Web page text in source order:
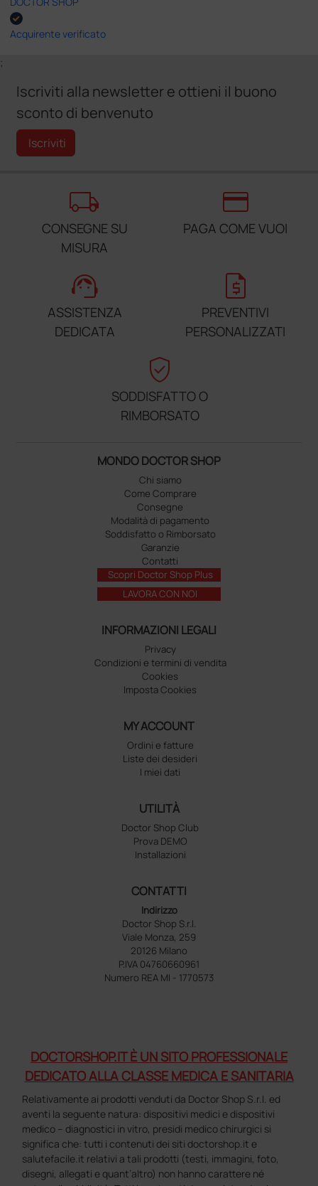
Acquirente verificato
;
Iscriviti alla newsletter e ottieni il buono
sconto di benvenuto
Iscriviti
local_shipping
CONSEGNE SU
MISURA
credit_card
PAGA COME VUOI
support_agent
ASSISTENZA
DEDICATA
request_quote
PREVENTIVI
PERSONALIZZATI
verified_user
SODDISFATTO O
RIMBORSATO
MONDO DOCTOR SHOP
Chi siamo
Come Comprare
Consegne
Modalità di pagamento
Soddisfatto o Rimborsato
Garanzie
Contatti
Scopri Doctor Shop Plus
LAVORA CON NOI
INFORMAZIONI LEGALI
Privacy
Condizioni e termini di vendita
Cookies
Imposta Cookies
MY ACCOUNT
Ordini e fatture
Liste dei desideri
I miei dati
UTILITÀ
Doctor Shop Club
Prova DEMO
Installazioni
CONTATTI
Indirizzo
Doctor Shop S.r.l.
Viale Monza, 259
20126 Milano
P.IVA 04760660961
Numero REA MI - 1770573
DOCTORSHOP.IT È UN SITO PROFESSIONALE
DEDICATO ALLA CLASSE MEDICA E SANITARIA
Relativamente ai prodotti venduti da Doctor Shop S.r.l. ed
aventi la seguente natura: dispositivi medici e dispositivi
medico – diagnostici in vitro, presidi medico chirurgici si
significa che: tutti i contenuti dei siti doctorshop.it e
salutefacile.it relativi a tali prodotti (testi, immagini, foto,
disegni, allegati e quant’altro) non hanno carattere né